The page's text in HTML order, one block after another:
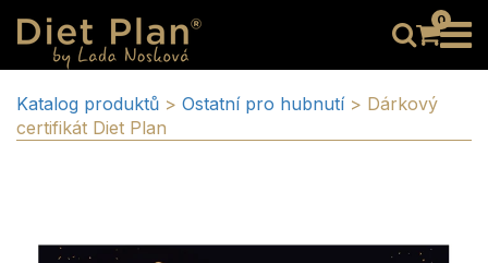
0
Katalog produktů > Ostatní pro hubnutí > Dárkový
certifikát Diet Plan